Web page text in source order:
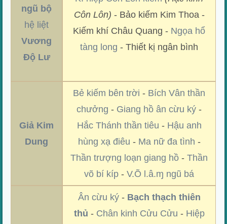
ngũ bộ
hệ liệt
Vương
Độ Lư
Côn Lôn) - Bảo kiếm Kim Thoa -
Kiếm khí Châu Quang - Ngọa hổ
tàng long - Thiết kị ngân bình
Giả Kim
Dung
Bẻ kiếm bên trời - Bích Vân thần
chưởng - Giang hồ ân cừu ký -
Hắc Thánh thần tiêu - Hậu anh
hùng xạ điêu - Ma nữ đa tình -
Thần trượng loạn giang hồ -Thần
võ bí kíp -V.Õ l.â.ɱ ngũ bá
Ân cừu ký- Bạch thạch thiên
thủ - Chân kinh Cửu Cửu - Hiệp